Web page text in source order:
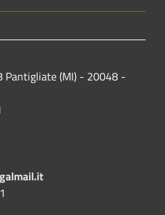
Pantigliate (MI) - 20048 -